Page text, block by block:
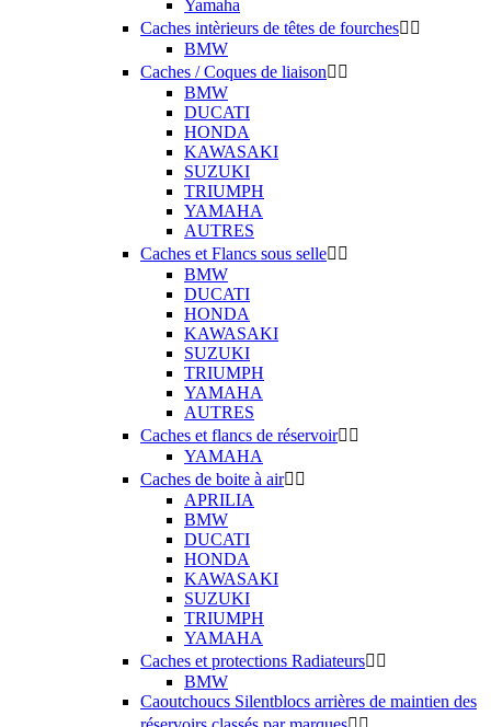
Yamaha
Caches intèrieurs de têtes de fourches 
BMW
Caches / Coques de liaison 
BMW
DUCATI
HONDA
KAWASAKI
SUZUKI
TRIUMPH
YAMAHA
AUTRES
Caches et Flancs sous selle 
BMW
DUCATI
HONDA
KAWASAKI
SUZUKI
TRIUMPH
YAMAHA
AUTRES
Caches et flancs de réservoir 
YAMAHA
Caches de boite à air 
APRILIA
BMW
DUCATI
HONDA
KAWASAKI
SUZUKI
TRIUMPH
YAMAHA
Caches et protections Radiateurs 
BMW
Caoutchoucs Silentblocs arrières de maintien des